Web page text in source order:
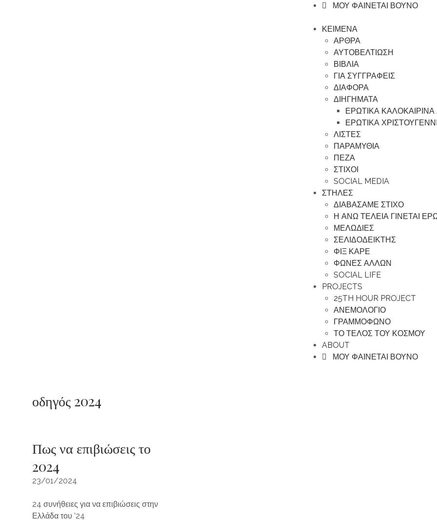
ΜΟΥ ΦΑΙΝΕΤΑΙ ΒΟΥΝΟ
ΚΕΙΜΕΝΑ
ΑΡΘΡΑ
ΑΥΤΟΒΕΛΤΙΩΣΗ
ΒΙΒΛΙΑ
ΓΙΑ ΣΥΓΓΡΑΦΕΙΣ
ΔΙΑΦΟΡΑ
ΔΙΗΓΗΜΑΤΑ
ΕΡΩΤΙΚΑ
ΕΡΩΤΙΚΑ
ΛΙΣΤΕΣ
ΠΑΡΑΜΥΘΙΑ
ΠΕΖΑ
ΣΤΙΧΟΙ
SOCIAL MEDIA
ΣΤΗΛΕΣ
ΔΙΑΒΑΣΑΜΕ ΣΤΙΧΟ
Η ΑΝΩ ΤΕΛΕΙΑ ΓΙΝΕΤΑΙ
ΜΕΛΩΔΙΕΣ
ΣΕΛΙΔΟΔΕΙΚΤΗΣ
ΦΙΞ ΚΑΡΕ
ΦΩΝΕΣ ΑΛΛΩΝ
SOCIAL LIFE
PROJECTS
25TH HOUR PROJECT
ΑΝΕΜΟΛΟΓΙΟ
ΓΡΑΜΜΟΦΩΝΟ
ΤΟ ΤΕΛΟΣ ΤΟΥ ΚΟΣΜΟΥ
ABOUT
ΜΟΥ ΦΑΙΝΕΤΑΙ ΒΟΥΝΟ
οδηγός 2024
Πως να επιβιώσεις το
2024
23/01/2024
24 συνήθειες για να επιβιώσεις στην
Ελλάδα του ’24